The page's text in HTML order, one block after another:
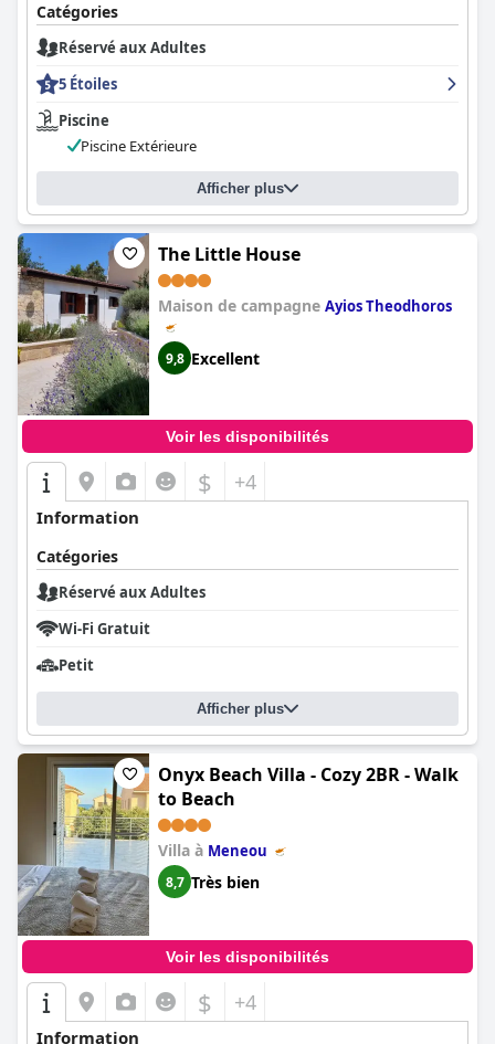
Catégories
Réservé aux Adultes
5 Étoiles
Piscine
Piscine Extérieure
Afficher plus
The Little House
Maison de campagne Ayios Theodhoros
9,8 Excellent
Voir les disponibilités
$ +4
Information
Catégories
Réservé aux Adultes
Wi-Fi Gratuit
Petit
Afficher plus
Onyx Beach Villa - Cozy 2BR - Walk
to Beach
Villa à Meneou
8,7 Très bien
Voir les disponibilités
$ +4
Information